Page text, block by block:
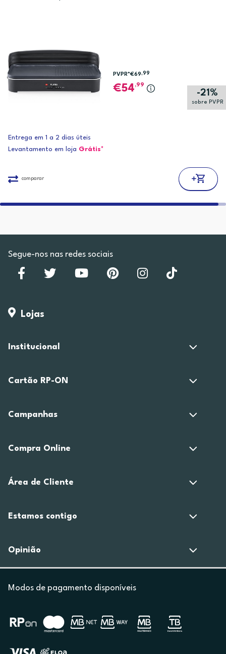
-21%
sobre PVPR
PVPR*€69,99
54,99
Entrega em 1 a 2 dias úteis
Levantamento em loja Grátis*
comparar
Segue-nos nas redes sociais
Lojas
Institucional
Cartão RP-ON
Campanhas
Compra Online
Área de Cliente
Estamos contigo
Opinião
Modos de pagamento disponíveis